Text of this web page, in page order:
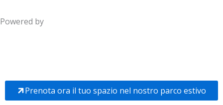
Powered by
Prenota ora il tuo spazio nel nostro parco estivo